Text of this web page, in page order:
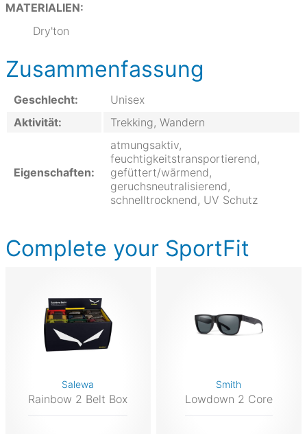
MATERIALIEN:
Dry'ton
Zusammenfassung
Geschlecht:
Unisex
Aktivität:
Trekking, Wandern
Eigenschaften:
atmungsaktiv,
feuchtigkeitstransportierend,
gefüttert/wärmend,
geruchsneutralisierend,
schnelltrocknend, UV Schutz
Complete your SportFit
Salewa
Rainbow 2 Belt Box
Smith
Lowdown 2 Core